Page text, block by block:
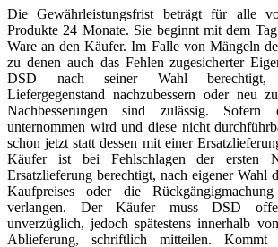
Die Gewährleistungsfrist beträgt für alle
Produkte 24 Monate. Sie beginnt mit dem
Ware an den Käufer. Im Falle von Mängeln
zu denen auch das Fehlen zugesicherter
DSD nach seiner Wahl berechtigt,
Liefergegenstand nachzubessern oder neu
Nachbesserungen sind zulässig. Sofern
unternommen wird und diese nicht
schon jetzt statt dessen mit einer
Käufer ist bei Fehlschlagen der ersten
Ersatzlieferung berechtigt, nach eigener Wahl
Kaufpreises oder die
verlangen. Der Käufer muss DSD
unverzüglich, jedoch spätestens innerhalb
Ablieferung, schriftlich mitteilen.